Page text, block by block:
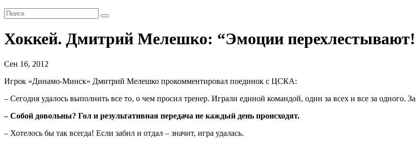
Хоккей. Дмитрий Мелешко: “Эмоции
Сен 16, 2012
Игрок «Динамо-Минск» Дмитрий Мелешко прокомментировал поединок с ЦСКА:
– Сегодня удалось выполнить все то, о чем просил тренер. Играли единой командой, один за всех и все за одного.
– Собой довольны? Гол и результативная передача не каждый день происходят.
– Хотелось бы так всегда! Если забил и отдал – значит, игра удалась.